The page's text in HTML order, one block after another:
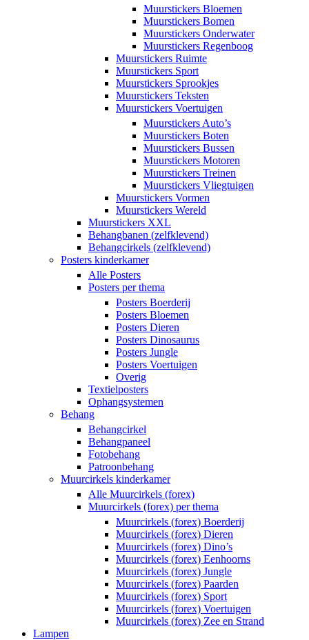
Muurstickers Bloemen
Muurstickers Bomen
Muurstickers Onderwater
Muurstickers Regenboog
Muurstickers Ruimte
Muurstickers Sport
Muurstickers Sprookjes
Muurstickers Teksten
Muurstickers Voertuigen
Muurstickers Auto’s
Muurstickers Boten
Muurstickers Bussen
Muurstickers Motoren
Muurstickers Treinen
Muurstickers Vliegtuigen
Muurstickers Vormen
Muurstickers Wereld
Muurstickers XXL
Behangbanen (zelfklevend)
Behangcirkels (zelfklevend)
Posters kinderkamer
Alle Posters
Posters per thema
Posters Boerderij
Posters Bloemen
Posters Dieren
Posters Dinosaurus
Posters Jungle
Posters Voertuigen
Overig
Textielposters
Ophangsystemen
Behang
Behangcirkel
Behangpaneel
Fotobehang
Patroonbehang
Muurcirkels kinderkamer
Alle Muurcirkels (forex)
Muurcirkels (forex) per thema
Muurcirkels (forex) Boerderij
Muurcirkels (forex) Dieren
Muurcirkels (forex) Dino’s
Muurcirkels (forex) Eenhoorns
Muurcirkels (forex) Jungle
Muurcirkels (forex) Paarden
Muurcirkels (forex) Sport
Muurcirkels (forex) Voertuigen
Muurcirkels (forex) Zee en Strand
Lampen